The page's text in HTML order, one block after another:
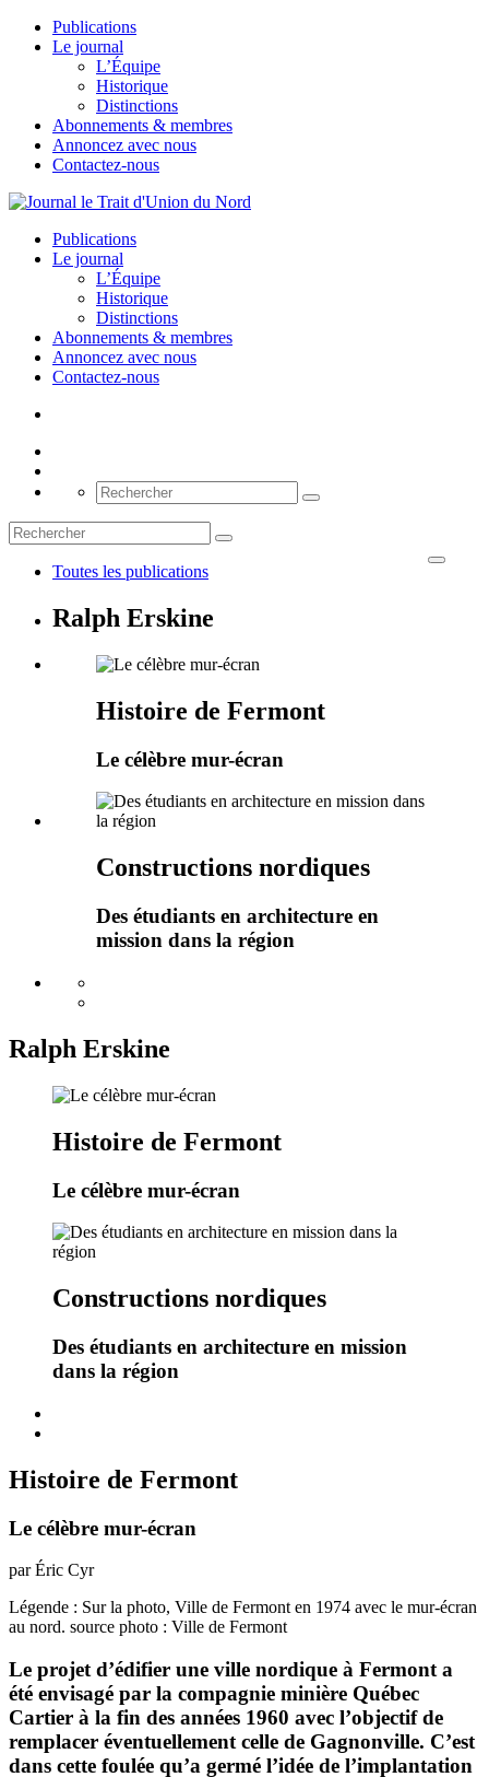
Publications
Le journal
L’Équipe
Historique
Distinctions
Abonnements & membres
Annoncez avec nous
Contactez-nous
Publications
Le journal
L’Équipe
Historique
Distinctions
Abonnements & membres
Annoncez avec nous
Contactez-nous
Toutes les publications
Ralph Erskine
Histoire de Fermont
Le célèbre mur-écran
Constructions nordiques
Des étudiants en architecture en
mission dans la région
Ralph Erskine
Histoire de Fermont
Le célèbre mur-écran
Constructions nordiques
Des étudiants en architecture en mission
dans la région
Histoire de Fermont
Le célèbre mur-écran
par Éric Cyr
Légende : Sur la photo, Ville de Fermont en 1974 avec le mur-écran
au nord. source photo : Ville de Fermont
Le projet d’édifier une ville nordique à Fermont a
été envisagé par la compagnie minière Québec
Cartier à la fin des années 1960 avec l’objectif de
remplacer éventuellement celle de Gagnonville. C’est
dans cette foulée qu’a germé l’idée de l’implantation